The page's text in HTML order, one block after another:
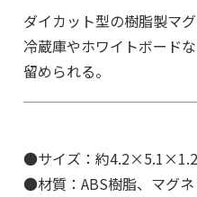
ダイカット型の樹脂製マ
冷蔵庫やホワイトボード
留められる。
●サイズ：約
●材質：ABS樹脂、マグネ